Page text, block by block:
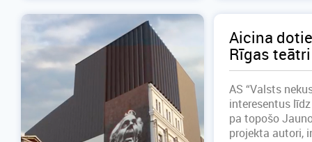
Aicina
Rīgas teātri
AS “Valsts
interesentus
pa topošo
projekta autori,